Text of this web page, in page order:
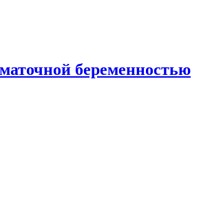
беременностью